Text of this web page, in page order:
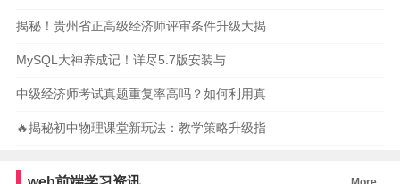
揭秘！贵州省正高级经济师评审条件升级大揭
MySQL大神养成记！详尽5.7版安装与
中级经济师考试真题重复率高吗？如何利用真
🔥揭秘初中物理课堂新玩法：教学策略升级指